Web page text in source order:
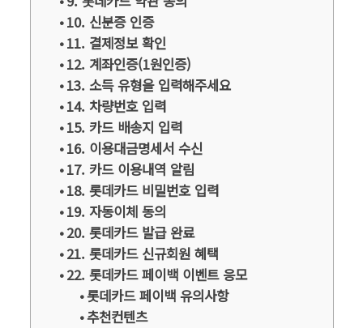
10. 신분증 인증
11. 결제정보 확인
12. 계좌인증(1원인증)
13. 소득 유형을 입력해주세요
14. 차량번호 입력
15. 카드 배송지 입력
16. 이용대금명세서 수신
17. 카드 이용내역 알림
18. 롯데카드 비밀번호 입력
19. 자동이체 동의
20. 롯데카드 발급 완료
21. 롯데카드 신규회원 혜택
22. 롯데카드 페이백 이벤트 응모
롯데카드 페이백 유의사항
추천컨텐츠